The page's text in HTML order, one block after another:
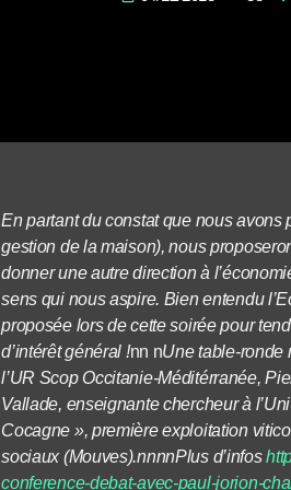
En partant du constat que nous
gestion de la maison), nous
donner une autre direction à
sens qui nous aspire. Bien entendu
proposée lors de cette soirée pour
d’intérêt général !nn nUne table-ronde
l’UR Scop Occitanie-Méditérranée,
Vallade, enseignante chercheur à
Cocagne », première exploitation
sociaux (Mouves).nnnnPlus d’infos
conference-debat-avec-paul-jorion-